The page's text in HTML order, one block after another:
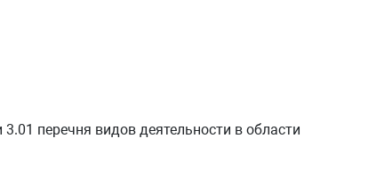
перечня видов деятельности в области